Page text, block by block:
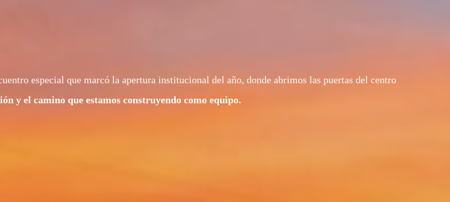
especial que marcó la apertura institucional del año, donde abrimos las puertas del centro
y el camino que estamos construyendo como equipo.